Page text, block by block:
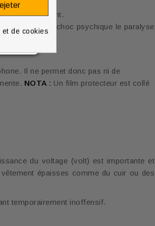
psychiquement.
Un choc psychique le paralyse
Il ne permet donc pas ni de
NOTA : Un film protecteur est collé
du voltage (volt) est importante et
épaisses comme du cuir ou des
temporairement inoffensif.
et de cookies